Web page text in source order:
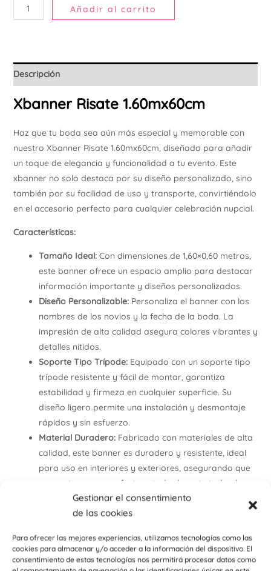
Gestionar el consentimiento
de las cookies
Para ofrecer las mejores experiencias, utilizamos tecnologías como las
cookies para almacenar y/o acceder a la información del dispositivo. El
consentimiento de estas tecnologías nos permitirá procesar datos como
Añadir al carrito
Descripción
Xbanner Risate 1.60mx60cm
Haz que tu boda sea aún más especial y memorable con
nuestro Xbanner Risate 1.60mx60cm, diseñado para añadir
un toque de elegancia y funcionalidad a tu evento. Este
xbanner no solo destaca por su diseño personalizado, sino
también por su facilidad de uso y transporte, convirtiéndolo
en el accesorio perfecto para cualquier celebración nupcial.
Características:
Tamaño Ideal:Con dimensiones de 1,60×0,60 metros,
este banner ofrece un espacio amplio para destacar
información importante y diseños personalizados.
Diseño Personalizable:Personaliza el banner con los
nombres de los novios y la fecha de la boda. La
impresión de alta calidad asegura colores vibrantes y
detalles nítidos.
Soporte Tipo Trípode:Equipado con un soporte tipo
trípode resistente y fácil de montar, garantiza
estabilidad y firmeza en cualquier superficie. Su
diseño ligero permite una instalación y desmontaje
rápidos y sin esfuerzo.
Material Duradero:Fabricado con materiales de alta
calidad, este banner es duradero y resistente, ideal
para uso en interiores y exteriores, asegurando que
se mantenga en perfecto estado durante todo el
Bolsa de Transporte Incluida:
el traslado del banner. Perfecto para llevar de un
lugar a otro sin complicaciones.